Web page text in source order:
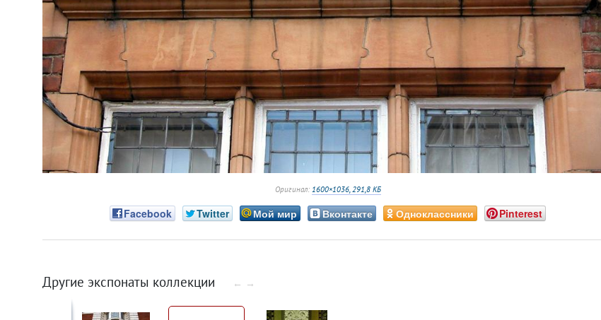
Оригинал: 1600×1036, 291,8 КБ
Facebook Twitter Мой мир Вконтакте Одноклассники Pinterest
Другие экспонаты коллекции ← →